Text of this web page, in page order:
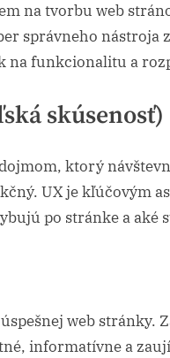
na tvorbu web
správneho nástroja
na funkcionalitu a
skúsenosť)
ktorý
UX je kľúčovým
po stránke a aké
web stránky.
informatívne a